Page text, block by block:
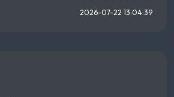
2026-07-22 13:04:39